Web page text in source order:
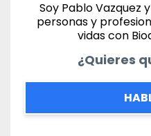
Soy Pablo Vazquez
personas y
vidas con
¿Quieres